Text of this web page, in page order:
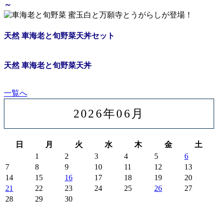
～
天然 車海老と旬野菜天丼セット
天然 車海老と旬野菜天丼
一覧へ
2026年06月
日 月 火 水 木 金 土
1 2 3 4 5
6
7
8 9 10 11 12
13
14
15 16 17 18 19
20
21
22 23 24 25 26
27
28
29 30